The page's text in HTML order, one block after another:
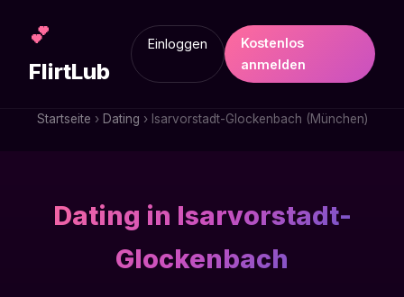
💕
FlirtLub
Einloggen
Kostenlos
anmelden
Startseite › Dating › Isarvorstadt-Glockenbach (München)
Dating in Isarvorstadt-
Glockenbach